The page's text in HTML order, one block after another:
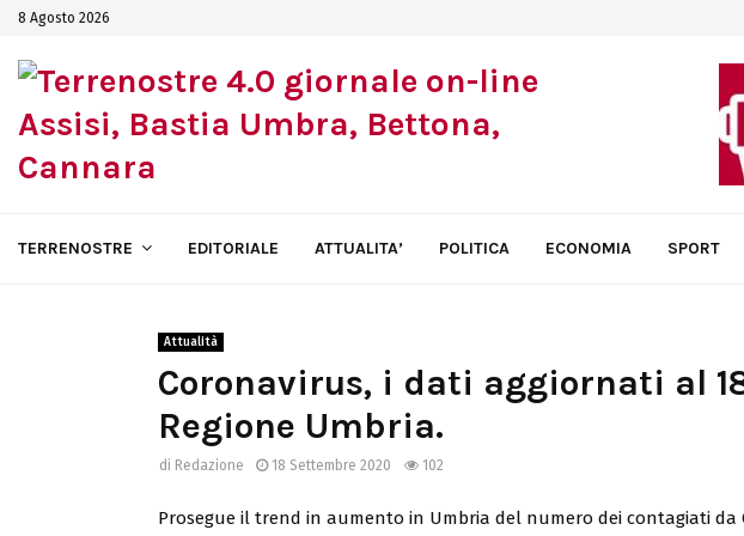
8 Agosto 2026
TERRENOSTRE EDITORIALE ATTUALITA’ POLITICA ECONOMIA SPORT
Attualità
Coronavirus, i dati aggiornati al
Regione Umbria.
di Redazione 18 Settembre 2020 102
Prosegue il trend in aumento in Umbria del numero dei contagiati da